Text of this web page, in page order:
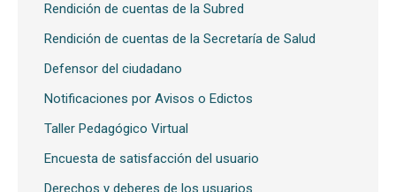
Rendición de cuentas de la Subred
Rendición de cuentas de la Secretaría de Salud
Defensor del ciudadano
Notificaciones por Avisos o Edictos
Taller Pedagógico Virtual
Encuesta de satisfacción del usuario
Derechos y deberes de los usuarios